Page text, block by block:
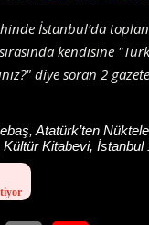
İstanbul’da
kendisine
diye soran 2
Atatürk’ten
Kültür Kitabevi,